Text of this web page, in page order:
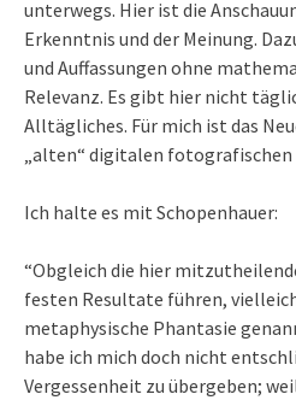
unterwegs. Hier ist die
Erkenntnis und der Meinung.
und Auffassungen ohne
Relevanz. Es gibt hier nicht
Alltägliches. Für mich ist das
„alten“ digitalen fotografischen
Ich halte es mit Schopenhauer:
“Obgleich die hier
festen Resultate führen,
metaphysische Phantasie
habe ich mich doch nicht
Vergessenheit zu übergeben;